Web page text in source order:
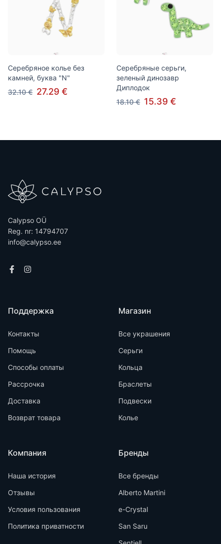
Серебряное колье без
камней, буква "N"
32.10 € 27.29 €
Серебряные серьги,
зеленый динозавр
Диплодок
18.10 € 15.39 €
Calypso OÜ
Reg. nr: 14794707
info@calypso.ee
Поддержка
Контакты
Помощь
Способы оплаты
Рассрочка
Доставка
Возврат товара
Компания
Наша история
Отзывы
Условия пользования
Политика приватности
Магазин
Все украшения
Серьги
Кольца
Браслеты
Подвески
Колье
Бренды
Все бренды
Alberto Martini
e-Crystal
San Saru